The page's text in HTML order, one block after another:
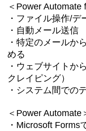
＜Power Automate
・ファイル操作/デ
・自動メール送信
・特定のメールか
める
・ウェブサイトか
クレイピング）
・システム間での
＜Power Automate
・Microsoft Forms